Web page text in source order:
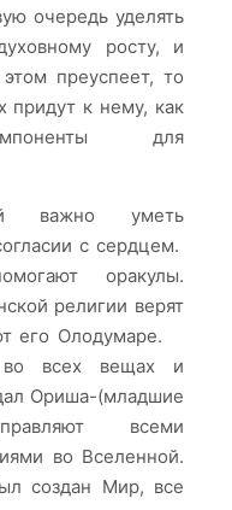
очередь уделять
росту, и
преуспеет, то
придут к нему, как
для
важно уметь
с сердцем.
оракулы.
религии верят
его Олодумаре.
во всех вещах и
Ориша-(младшие
всеми
во Вселенной.
создан Мир, все